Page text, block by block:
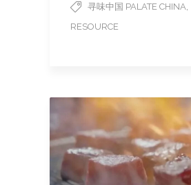
寻味中国 PALATE CHINA
RESOURCE